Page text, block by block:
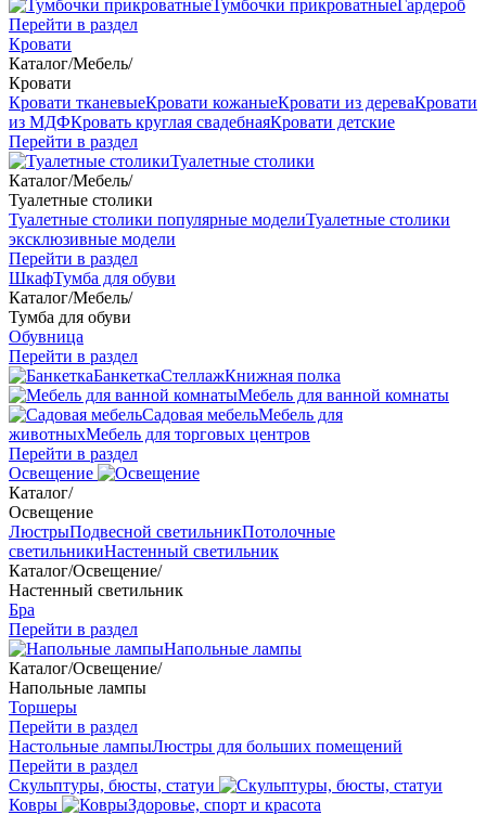
Тумбочки прикроватныеГардероб
Перейти в раздел
Кровати
Каталог/Мебель/
Кровати
Кровати тканевыеКровати кожаныеКровати из дереваКровати
из МДФКровать круглая свадебнаяКровати детские
Перейти в раздел
Туалетные столики
Каталог/Мебель/
Туалетные столики
Туалетные столики популярные моделиТуалетные столики
эксклюзивные модели
Перейти в раздел
ШкафТумба для обуви
Каталог/Мебель/
Тумба для обуви
Обувница
Перейти в раздел
БанкеткаСтеллажКнижная полка
Мебель для ванной комнаты
Садовая мебельМебель для
животныхМебель для торговых центров
Перейти в раздел
Освещение
Каталог/
Освещение
ЛюстрыПодвесной светильникПотолочные
светильникиНастенный светильник
Каталог/Освещение/
Настенный светильник
Бра
Перейти в раздел
Напольные лампы
Каталог/Освещение/
Напольные лампы
Торшеры
Перейти в раздел
Настольные лампыЛюстры для больших помещений
Перейти в раздел
Скульптуры, бюсты, статуи
Ковры
Здоровье, спорт и красота